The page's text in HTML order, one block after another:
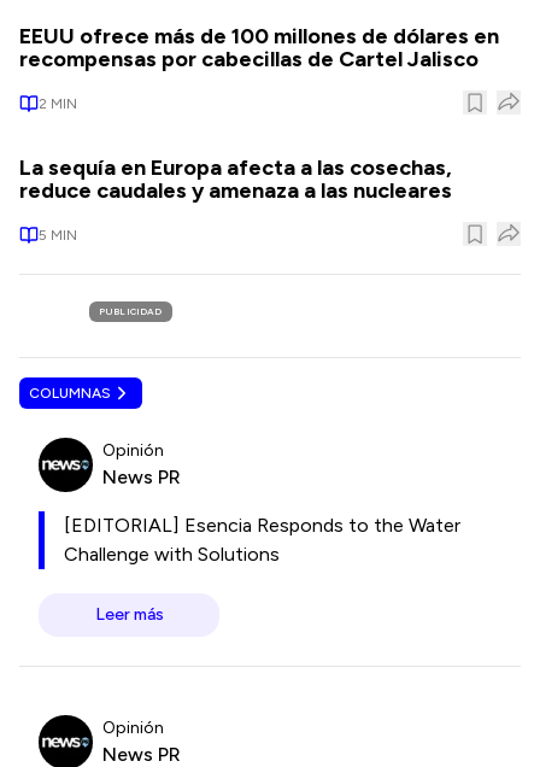
EEUU ofrece más de 100 millones de dólares en
recompensas por cabecillas de Cartel Jalisco
2 MIN
La sequía en Europa afecta a las cosechas,
reduce caudales y amenaza a las nucleares
5 MIN
PUBLICIDAD
COLUMNAS
Opinión
News PR
[EDITORIAL] Esencia Responds to the Water
Challenge with Solutions
Leer más
Opinión
News PR